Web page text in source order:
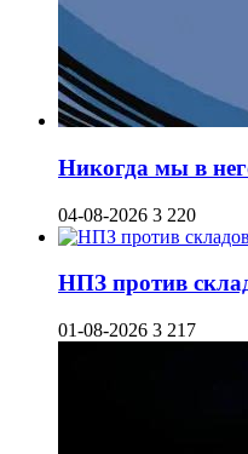
Никогда мы в
04-08-2026 3 220
НПЗ против
01-08-2026 3 217